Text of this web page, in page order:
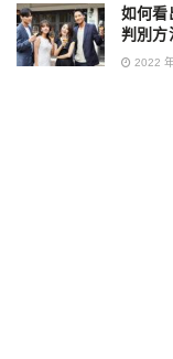
如何看
判別方
2022